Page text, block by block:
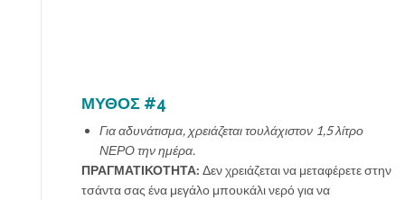
ΜΥΘΟΣ #4
Για αδυνάτισμα, χρειάζεται τουλάχιστον 1,5 λίτρο
ΝΕΡΟ την ημέρα.
ΠΡΑΓΜΑΤΙΚΟΤΗΤΑ: Δεν χρειάζεται να μεταφέρετε στην
τσάντα σας ένα μεγάλο μπουκάλι νερό για να